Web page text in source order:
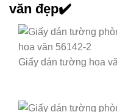
văn đẹp✔️
Giấy dán tường hoa